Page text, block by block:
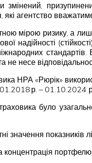
змінений,
агентство
мірою ризику, а
надійності
несе
НРА «Рюрік»
р. – 01.10.2024
було
значення показників
концентрація